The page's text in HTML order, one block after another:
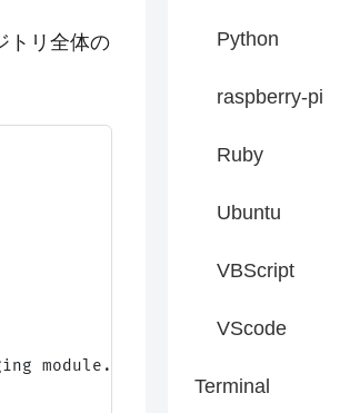
トリ全体の
module.",
Python
raspberry-pi
Ruby
Ubuntu
VBScript
VScode
Terminal